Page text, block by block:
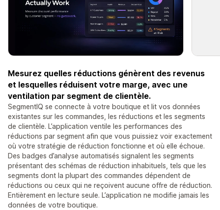
Mesurez quelles réductions génèrent des revenus
et lesquelles réduisent votre marge, avec une
ventilation par segment de clientèle.
SegmentIQ se connecte à votre boutique et lit vos données
existantes sur les commandes, les réductions et les segments
de clientèle. L’application ventile les performances des
réductions par segment afin que vous puissiez voir exactement
où votre stratégie de réduction fonctionne et où elle échoue.
Des badges d’analyse automatisés signalent les segments
présentant des schémas de réduction inhabituels, tels que les
segments dont la plupart des commandes dépendent de
réductions ou ceux qui ne reçoivent aucune offre de réduction.
Entièrement en lecture seule. L’application ne modifie jamais les
données de votre boutique.